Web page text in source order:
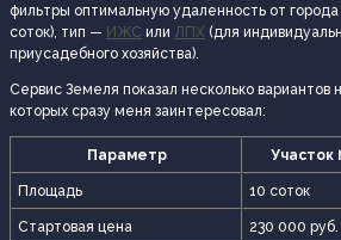
фильтры оптимальную удаленность от
соток), тип — ИЖС или ЛПХ (для
приусадебного хозяйства).
Сервис Земеля показал несколько вариантов
которых сразу меня заинтересовал:
Параметр Участок
Площадь 10 соток
Стартовая цена 230 000 руб.